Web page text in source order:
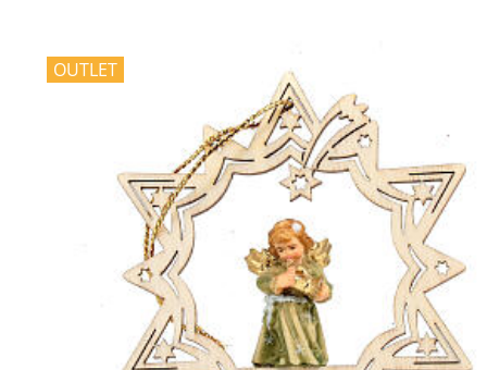
OUTLET